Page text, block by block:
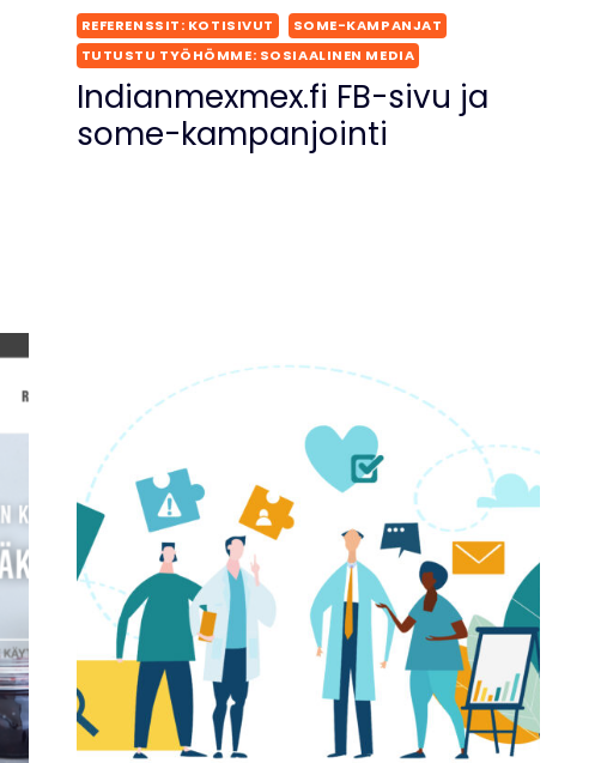
REFERENSSIT: KOTISIVUT
SOME-KAMPANJAT
TUTUSTU TYÖHÖMME: SOSIAALINEN MEDIA
Indianmexmex.fi FB-sivu ja
some-kampanjointi